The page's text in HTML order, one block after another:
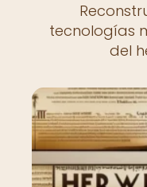
tecnologías
del